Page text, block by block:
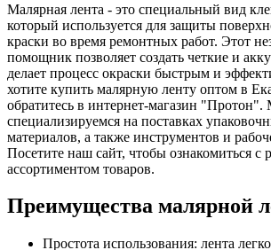
Малярная лента - это специальный вид
который используется для защиты
краски во время ремонтных работ. Этот
помощник позволяет создать четкие и
делает процесс окраски быстрым и
хотите купить малярную ленту оптом в
обратитесь в интернет-магазин
специализируемся на поставках
материалов, а также инструментов и
Посетите наш сайт, чтобы ознакомиться с
ассортиментом товаров.
Преимущества малярной
Простота использования: лента